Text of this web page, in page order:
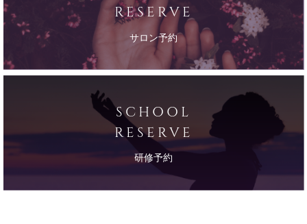
RESERVE
サロン予約
SCHOOL
RESERVE
研修予約